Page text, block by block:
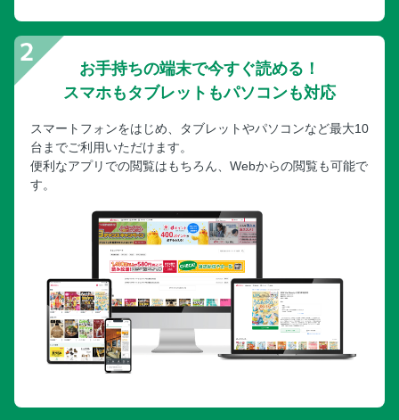
お手持ちの端末で今すぐ読める！
スマホもタブレットもパソコンも対応
スマートフォンをはじめ、タブレットやパソコンなど最大10
台までご利用いただけます。
便利なアプリでの閲覧はもちろん、Webからの閲覧も可能で
す。